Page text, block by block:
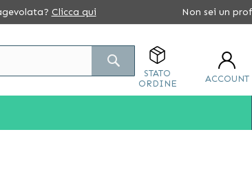
Clicca qui Non sei un
STATO
ORDINE
ACCOUNT